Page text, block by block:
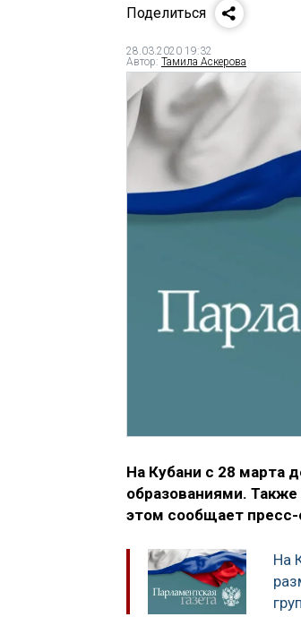
Поделиться
28.03.2020 19:32
Автор: Тамила Аскерова
На Кубани с 28 марта
образованиями.
этом сообщает
На